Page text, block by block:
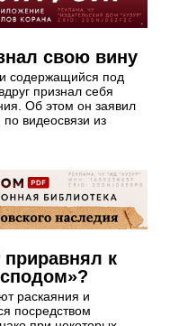
свою вину
содержащийся под
признал себя
Об этом он заявил
видеосвязи из
раскаяния и
посредством